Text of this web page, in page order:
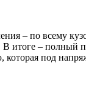
– по всему
итоге – полный
под